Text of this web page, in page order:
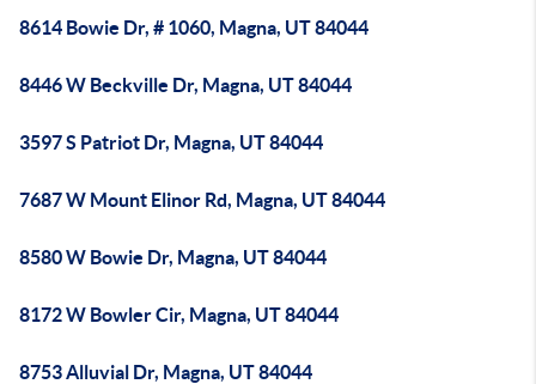
8614 Bowie Dr, # 1060, Magna, UT 84044
8446 W Beckville Dr, Magna, UT 84044
3597 S Patriot Dr, Magna, UT 84044
7687 W Mount Elinor Rd, Magna, UT 84044
8580 W Bowie Dr, Magna, UT 84044
8172 W Bowler Cir, Magna, UT 84044
8753 Alluvial Dr, Magna, UT 84044